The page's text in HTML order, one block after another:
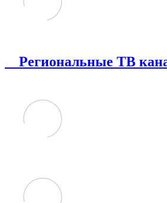
Региональные ТВ